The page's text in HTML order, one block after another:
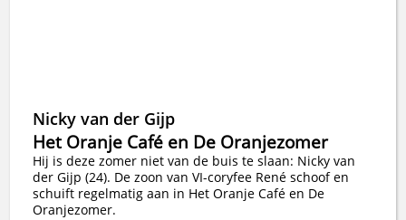
Nicky van der Gijp
Het Oranje Café en De Oranjezomer
Hij is deze zomer niet van de buis te slaan: Nicky van
der Gijp (24). De zoon van VI-coryfee René schoof en
schuift regelmatig aan in Het Oranje Café en De
Oranjezomer.